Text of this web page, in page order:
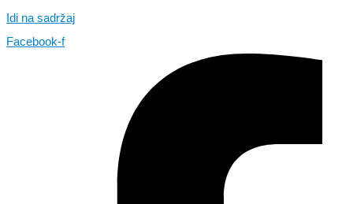
Idi na sadržaj
Facebook-f